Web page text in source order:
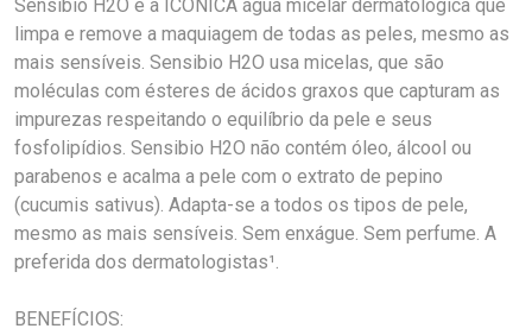
Sensibio H2O é a ICÔNICA água micelar dermatológica que
limpa e remove a maquiagem de todas as peles, mesmo as
mais sensíveis. Sensibio H2O usa micelas, que são
moléculas com ésteres de ácidos graxos que capturam as
impurezas respeitando o equilíbrio da pele e seus
fosfolipídios. Sensibio H2O não contém óleo, álcool ou
parabenos e acalma a pele com o extrato de pepino
(cucumis sativus). Adapta-se a todos os tipos de pele,
mesmo as mais sensíveis. Sem enxágue. Sem perfume. A
preferida dos dermatologistas¹.
BENEFÍCIOS: